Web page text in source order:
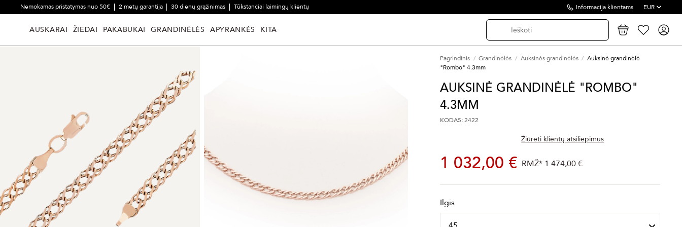
Nemokamas pristatymas nuo 50€ 2 metų garantija 30 dienų grąžinimas Tūkstančiai laimingų klientų Informacija klientams EUR
AUSKARAI ŽIEDAI PAKABUKAI GRANDINĖLĖS APYRANKĖS KITA
Pagrindinis Grandinėlės Auksinės grandinėlės
Auksinė grandinėlė
"Rombo" 4.3mm
AUKSINĖ GRANDINĖLĖ "ROMBO"
4.3MM
KODAS: 2422
Žiūrėti klientų atsiliepimus
1 032,00 € RMŽ* 1 474,00 €
Ilgis